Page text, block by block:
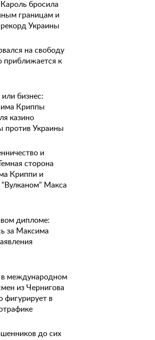
бросила
границам и
Украины
на свободу
приближается к
или бизнес:
Криппы
казино
против Украины
и
сторона
Криппи и
Макса
дипломе:
за Максима
международном
из Чернигова
в
до сих